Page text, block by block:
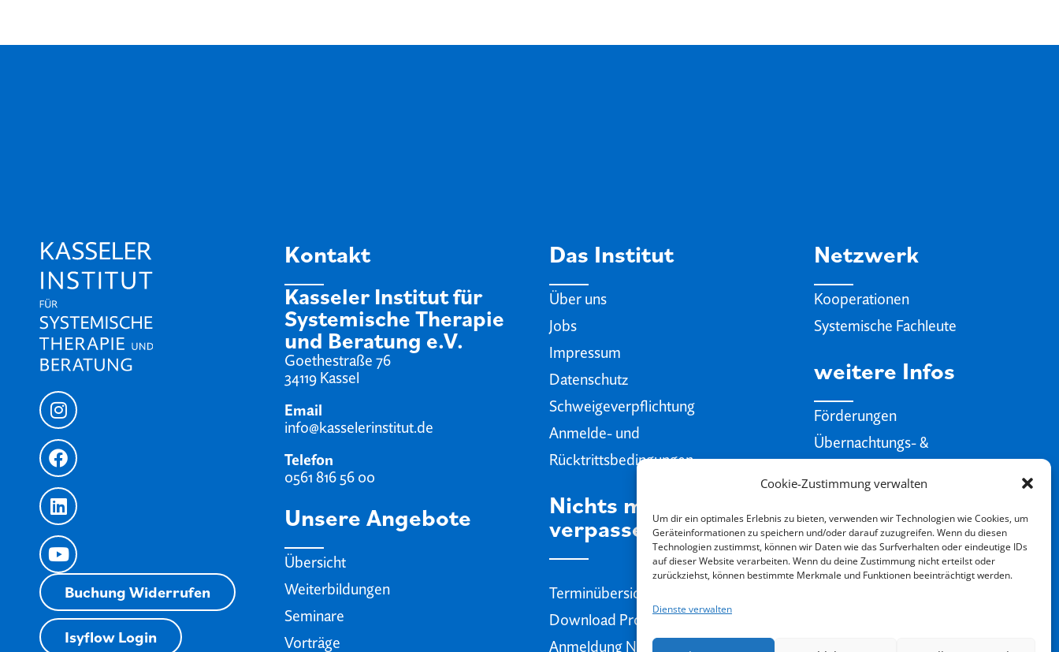
Cookie-Zustimmung verwalten
Um dir ein optimales Erlebnis zu bieten, verwenden wir Technologien wie Cookies, um
Geräteinformationen zu speichern und/oder darauf zuzugreifen. Wenn du diesen
Technologien zustimmst, können wir Daten wie das Surfverhalten oder eindeutige IDs
auf dieser Website verarbeiten. Wenn du deine Zustimmung nicht erteilst oder
zurückziehst, können bestimmte Merkmale und Funktionen beeinträchtigt werden.
Dienste verwalten
Buchung Widerrufen
Isyflow Login
Kontakt
Kasseler Institut für
Systemische Therapie
und Beratung e.V.
Goethestraße 76
34119 Kassel
Email
info@kasselerinstitut.de
Telefon
0561 816 56 00
Unsere Angebote
Übersicht
Weiterbildungen
Seminare
Vorträge
Das Institut
Über uns
Jobs
Impressum
Datenschutz
Schweigeverpflichtung
Anmelde- und
Rücktrittsbedingungen
Nichts mehr
verpassen
Terminübersicht
Download Programmheft
Anmeldung Newsletter
Netzwerk
Kooperationen
Systemische Fachleute
weitere Infos
Förderungen
Übernachtungs- &
Gutscheine
Systemisches